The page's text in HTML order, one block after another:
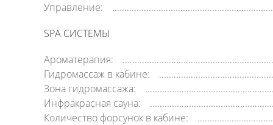
Управление:
SPA СИСТЕМЫ
Ароматерапия:
Гидромассаж в кабине:
Зона гидромассажа:
Инфракрасная сауна:
Количество форсунок в кабине: